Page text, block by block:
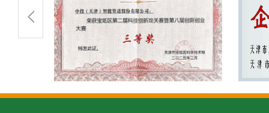
攻关赛三等奖 企业